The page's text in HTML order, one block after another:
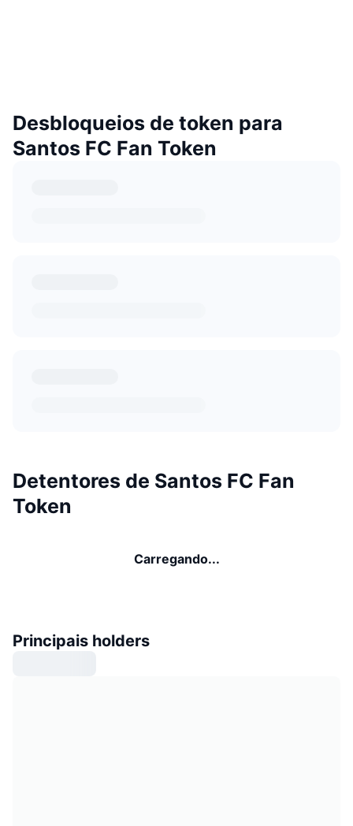
Desbloqueios de token para
Santos FC Fan Token
Detentores de Santos FC Fan
Token
Carregando...
Principais holders